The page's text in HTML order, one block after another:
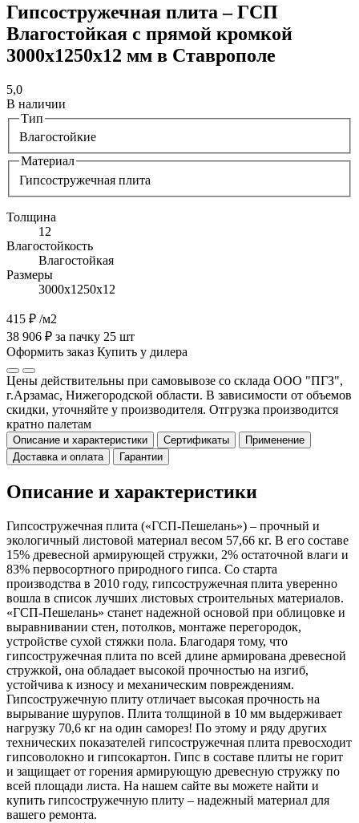
Гипсостружечная плита – ГСП
Влагостойкая с прямой кромкой
3000х1250х12 мм в Ставрополе
5,0
В наличии
Тип
Влагостойкие
Материал
Гипсостружечная плита
Толщина
12
Влагостойкость
Влагостойкая
Размеры
3000х1250х12
415 ₽ /м2
38 906 ₽ за пачку 25 шт
Оформить заказ Купить у дилера
Цены действительны при самовывозе со склада ООО "ПГЗ",
г.Арзамас, Нижегородской области. В зависимости от объемов
скидки, уточняйте у производителя. Отгрузка производится
кратно палетам
Описание и характеристики Сертификаты
Применение
Доставка и оплата
Гарантии
Описание и характеристики
Гипсостружечная плита («ГСП-Пешелань») – прочный и
экологичный листовой материал весом 57,66 кг. В его составе
15% древесной армирующей стружки, 2% остаточной влаги и
83% первосортного природного гипса. Со старта
производства в 2010 году, гипсостружечная плита уверенно
вошла в список лучших листовых строительных материалов.
«ГСП-Пешелань» станет надежной основой при облицовке и
выравнивании стен, потолков, монтаже перегородок,
устройстве сухой стяжки пола. Благодаря тому, что
гипсостружечная плита по всей длине армирована древесной
стружкой, она обладает высокой прочностью на изгиб,
устойчива к износу и механическим повреждениям.
Гипсостружечную плиту отличает высокая прочность на
вырывание шурупов. Плита толщиной в 10 мм выдерживает
нагрузку 70,6 кг на один саморез! По этому и ряду других
технических показателей гипсостружечная плита превосходит
гипсоволокно и гипсокартон. Гипс в составе плиты не горит
и защищает от горения армирующую древесную стружку по
всей площади листа. На нашем сайте вы можете найти и
купить гипсостружечную плиту – надежный материал для
вашего ремонта.